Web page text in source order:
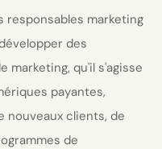
responsables marketing
des
marketing, qu'il s'agisse
payantes,
nouveaux clients, de
de